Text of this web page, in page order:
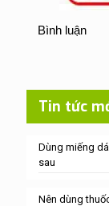
Bình luận
Tin tức
Dùng miếng
sau
Nên dùng